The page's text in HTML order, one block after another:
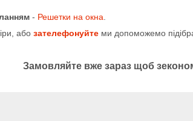
- Решетки на окна.
або зателефонуйте ми допоможемо
Замовляйте вже зараз щоб